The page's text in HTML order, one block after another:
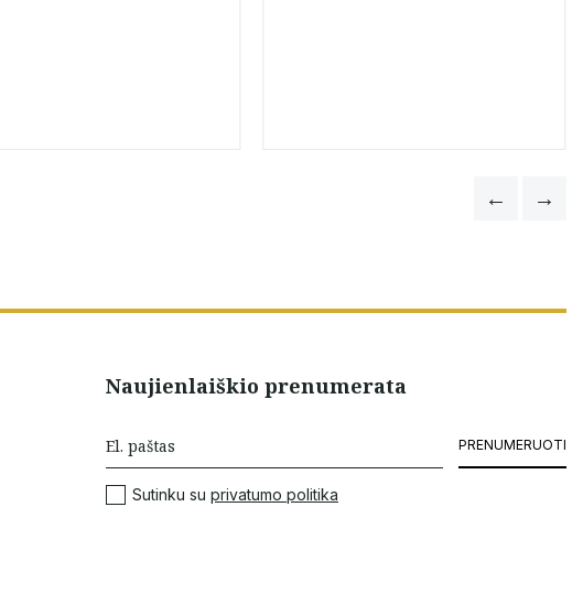
Naujienlaiškio prenumerata
PRENUMERUOTI
Sutinku su privatumo politika